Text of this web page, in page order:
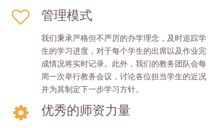
管理模式
我们秉承严格但不严厉的办学理念，及时追踪学
生的学习进度，对于每个学生的出席以及作业完
成情况将实时记录。此外，我们的教务团队会每
周一次举行教务会议，讨论各位担当学生的近况
并为其制定下一步学习方针。
优秀的师资力量